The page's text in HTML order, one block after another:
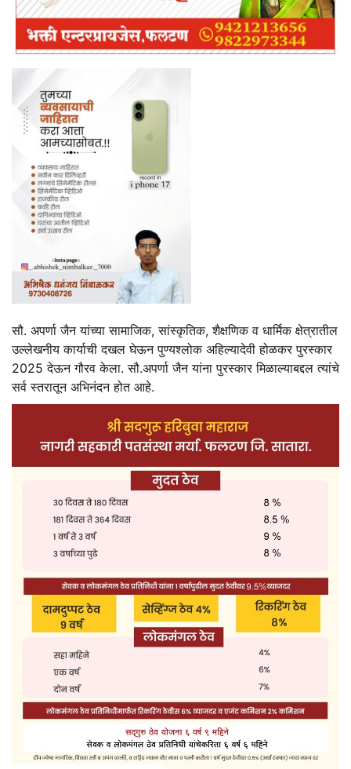
सौ. अपर्णा जैन यांच्या सामाजिक, सांस्कृतिक, शैक्षणिक व धार्मिक क्षेत्रातील
उल्लेखनीय कार्याची दखल घेऊन पुण्यश्लोक अहिल्यादेवी होळकर पुरस्कार
2025 देऊन गौरव केला. सौ.अपर्णा जैन यांना पुरस्कार मिळाल्याबद्दल त्यांचे
सर्व स्तरातून अभिनंदन होत आहे.